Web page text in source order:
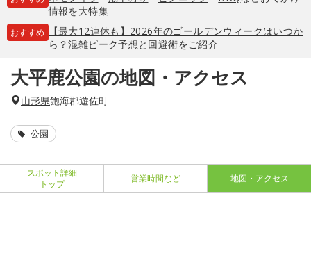
情報を大特集
おすすめ
【最大12連休も】2026年のゴールデンウィークはいつか
ら？混雑ピーク予想と回避術をご紹介
大平鹿公園の地図・アクセス
山形県飽海郡遊佐町
公園
スポット詳細
トップ
営業時間など 地図・アクセス